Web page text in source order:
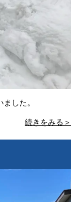
した。
続きをみる＞